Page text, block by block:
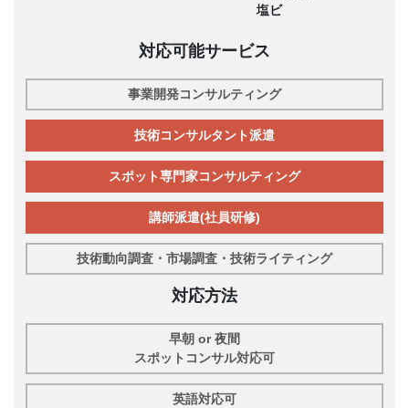
塩ビ
対応可能サービス
事業開発コンサルティング
技術コンサルタント派遣
スポット専門家コンサルティング
講師派遣(社員研修)
技術動向調査・市場調査・技術ライティング
対応方法
早朝 or 夜間
スポットコンサル対応可
英語対応可